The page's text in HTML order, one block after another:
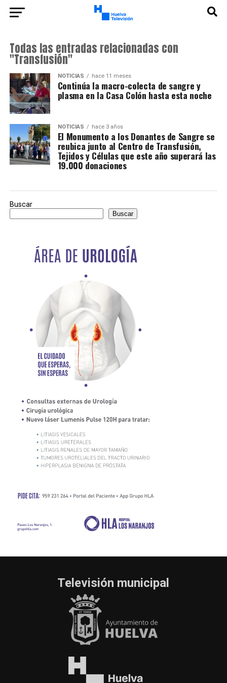
Todas las entradas relacionadas con
"Transfusión"
NOTICIAS hace 11 meses
Continúa la macro-colecta de sangre y
plasma en la Casa Colón hasta esta noche
NOTICIAS hace 3 años
El Monumento a los Donantes de Sangre se
reubica junto al Centro de Transfusión,
Tejidos y Células que este año superará las
19.000 donaciones
Buscar
Buscar
Televisión municipal